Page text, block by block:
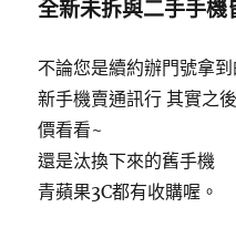
全新未拆與二手手機
不論您是續約辦門號拿
新手機賣通訊行 其實之
價看看~
還是汰換下來的舊手機
青蘋果3C都有收購喔。